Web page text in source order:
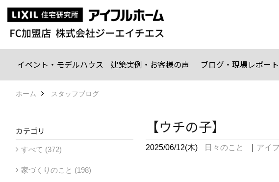
イベント・モデルハウス 建築実例・お客様の声 ブログ・現場レポート
ホーム スタッフブログ
【ウチの子】
2025/06/12(木) 日々のこと アイ
カテゴリ
すべて (372)
家づくりのこと (198)